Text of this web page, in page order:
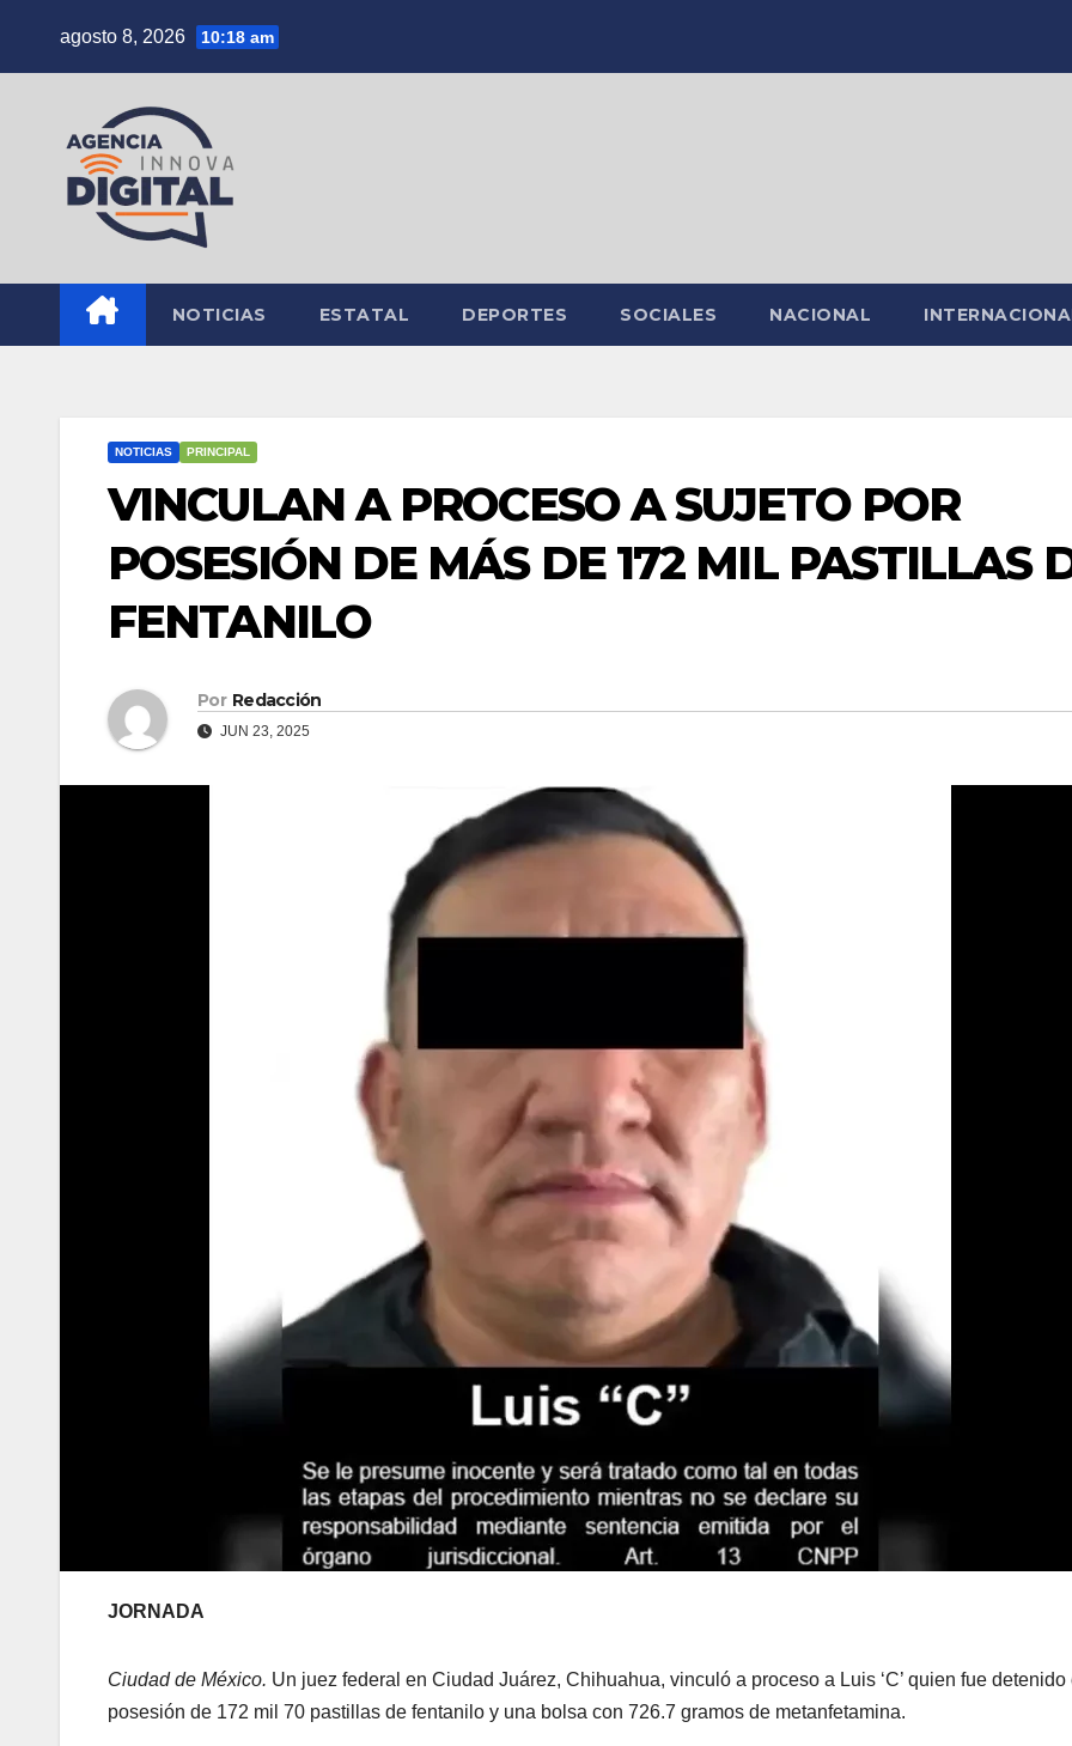
agosto 8, 2026 10:18 am
NOTICIAS ESTATAL DEPORTES SOCIALES NACIONAL
NOTICIAS PRINCIPAL
VINCULAN A PROCESO A SUJETO POR
POSESIÓN DE MÁS DE 172 MIL PASTILLAS
FENTANILO
Por Redacción
JUN 23, 2025
JORNADA
Ciudad de México. Un juez federal en Ciudad Juárez, Chihuahua, vinculó a proceso a Luis ‘C’ quien fue detenido
posesión de 172 mil 70 pastillas de fentanilo y una bolsa con 726.7 gramos de metanfetamina.